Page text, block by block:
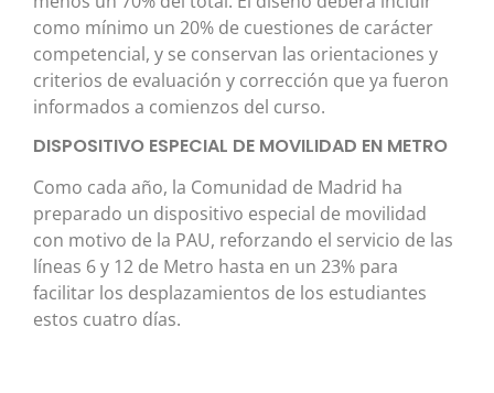
como mínimo un 20% de cuestiones de carácter
competencial, y se conservan las orientaciones y
criterios de evaluación y corrección que ya fueron
informados a comienzos del curso.
DISPOSITIVO ESPECIAL DE MOVILIDAD EN METRO
Como cada año, la Comunidad de Madrid ha
preparado un dispositivo especial de movilidad
con motivo de la PAU, reforzando el servicio de las
líneas 6 y 12 de Metro hasta en un 23% para
facilitar los desplazamientos de los estudiantes
estos cuatro días.